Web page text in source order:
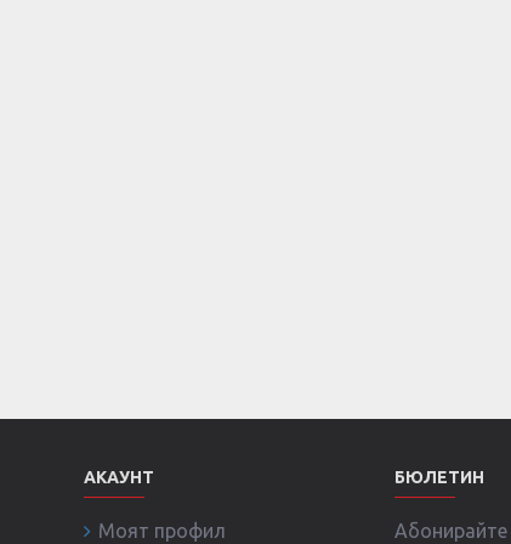
АКАУНТ
Моят профил
БЮЛЕТИН
Абонирайте